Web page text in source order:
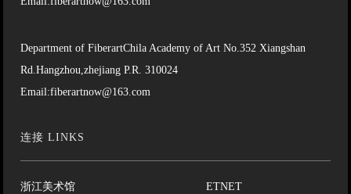
Department of FiberartChila Academy of Art No.352 Xiangshan
Rd.Hangzhou,zhejiang P.R. 310024
Email:fiberartnow@163.com
连接 LINKS
浙江美术馆
ETNET